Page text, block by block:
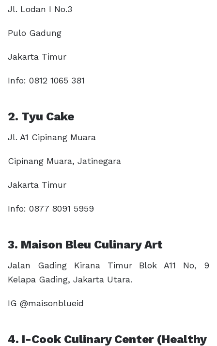
Jl. Lodan I No.3
Pulo Gadung
Jakarta Timur
Info: 0812 1065 381
2. Tyu Cake
Jl. A1 Cipinang Muara
Cipinang Muara, Jatinegara
Jakarta Timur
Info: 0877 8091 5959
3. Maison Bleu Culinary Art
Jalan Gading Kirana Timur Blok A11 No, 9
Kelapa Gading, Jakarta Utara.
IG @maisonblueid
4. I-Cook Culinary Center (Healthy